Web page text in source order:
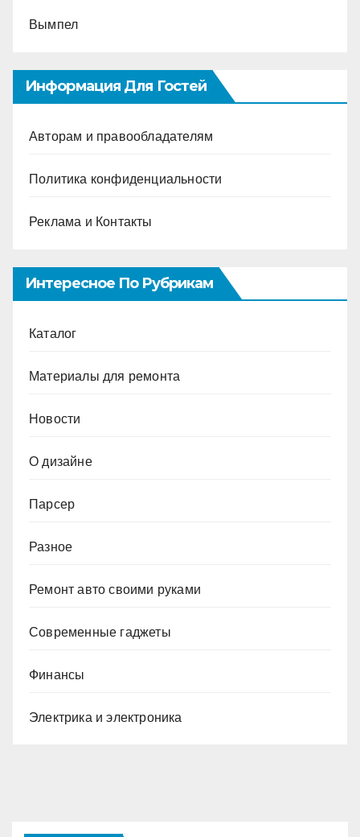
Вымпел
Информация Для Гостей
Авторам и правообладателям
Политика конфиденциальности
Реклама и Контакты
Интересное По Рубрикам
Каталог
Материалы для ремонта
Новости
О дизайне
Парсер
Разное
Ремонт авто своими руками
Современные гаджеты
Финансы
Электрика и электроника